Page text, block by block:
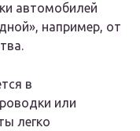
автомобилей
например, от
в
или
легко